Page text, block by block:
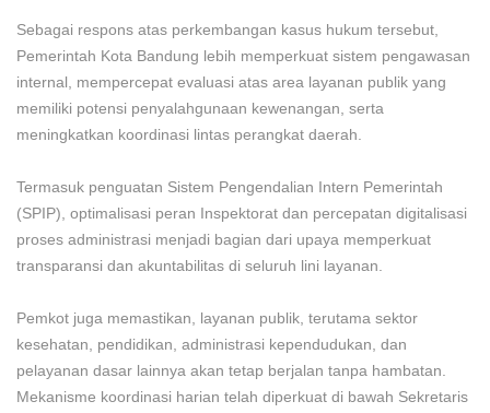
Sebagai respons atas perkembangan kasus hukum tersebut,
Pemerintah Kota Bandung lebih memperkuat sistem pengawasan
internal, mempercepat evaluasi atas area layanan publik yang
memiliki potensi penyalahgunaan kewenangan, serta
meningkatkan koordinasi lintas perangkat daerah.
Termasuk penguatan Sistem Pengendalian Intern Pemerintah
(SPIP), optimalisasi peran Inspektorat dan percepatan digitalisasi
proses administrasi menjadi bagian dari upaya memperkuat
transparansi dan akuntabilitas di seluruh lini layanan.
Pemkot juga memastikan, layanan publik, terutama sektor
kesehatan, pendidikan, administrasi kependudukan, dan
pelayanan dasar lainnya akan tetap berjalan tanpa hambatan.
Mekanisme koordinasi harian telah diperkuat di bawah Sekretaris